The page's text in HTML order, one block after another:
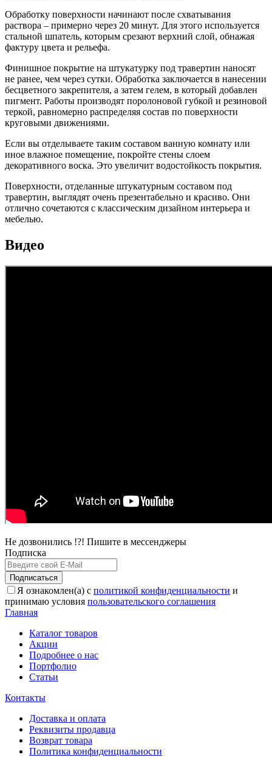
Обработку поверхности начинают после схватывания
раствора – примерно через 20 минут. Для этого используется
стальной шпатель, которым срезают верхний слой, обнажая
фактуру цвета и рельефа.
Финишное покрытие на штукатурку под травертин наносят
не ранее, чем через сутки. Обработка заключается в нанесении
бесцветного закрепителя, а затем гелем, в который добавлен
пигмент. Работы производят поролоновой губкой и резиновой
теркой, равномерно распределяя состав по поверхности
круговыми движениями.
Если вы отделываете таким составом ванную комнату или
иное влажное помещение, покройте стены слоем
декоративного воска. Это увеличит водостойкость покрытия.
Поверхности, отделанные штукатурным составом под
травертин, выглядят очень презентабельно и красиво. Они
отлично сочетаются с классическим дизайном интерьера и
мебелью.
Видео
Не дозвонились !?! Пишите в мессенджеры
Подписка
Подписаться
Я ознакомлен(а) с политикой конфиденциальности и
принимаю условия пользовательского соглашения
Главная
Каталог товаров
Акции
Подробнее о нас
Портфолио
Статьи
Контакты
Доставка и оплата
Реквизиты продавца
Возврат товара
Политика конфиденциальности